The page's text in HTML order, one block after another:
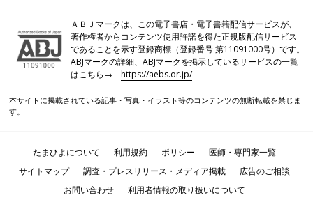
ＡＢＪマークは、この電子書店・電子書籍配信サービスが、
著作権者からコンテンツ使用許諾を得た正規版配信サービス
であることを示す登録商標（登録番号 第11091000号）です。
ABJマークの詳細、ABJマークを掲示しているサービスの一覧
はこちら→https://aebs.or.jp/
本サイトに掲載されている記事・写真・イラスト等のコンテンツの無断転載を禁じま
す。
たまひよについて 利用規約 ポリシー
医師・専門家一覧
サイトマップ
調査・プレスリリース・メディア掲載
広告のご相談
お問い合わせ
利用者情報の取り扱いについて